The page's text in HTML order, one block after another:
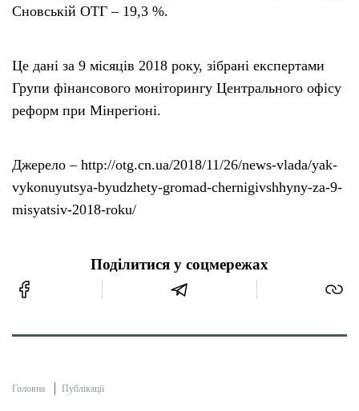
Сновській ОТГ – 19,3 %.
Це дані за 9 місяців 2018 року, зібрані експертами
Групи фінансового моніторингу Центрального офісу
реформ при Мінрегіоні.
Джерело – http://otg.cn.ua/2018/11/26/news-vlada/yak-
vykonuyutsya-byudzhety-gromad-chernigivshhyny-za-9-
misyatsiv-2018-roku/
Поділитися у соцмережах
Головна Публікації